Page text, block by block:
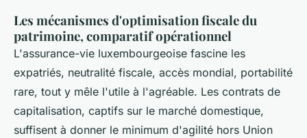
Les mécanismes d'optimisation fiscale du
patrimoine, comparatif opérationnel
L'assurance-vie luxembourgeoise fascine les
expatriés, neutralité fiscale, accès mondial, portabilité
rare, tout y mêle l'utile à l'agréable. Les contrats de
capitalisation, captifs sur le marché domestique,
suffisent à donner le minimum d'agilité hors Union